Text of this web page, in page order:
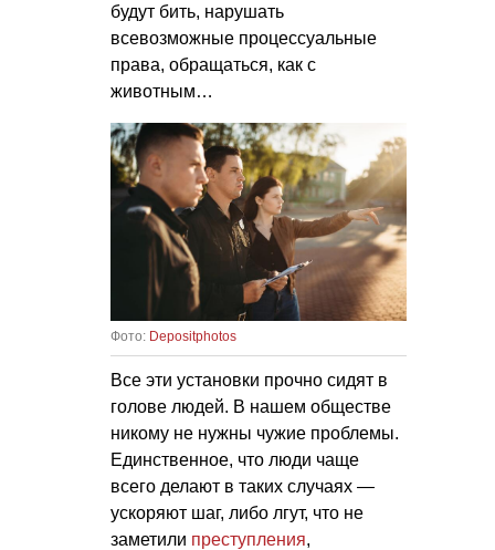
будут бить, нарушать
всевозможные процессуальные
права, обращаться, как с
животным…
Фото: Depositphotos
Все эти установки прочно сидят в
голове людей. В нашем обществе
никому не нужны чужие проблемы.
Единственное, что люди чаще
всего делают в таких случаях —
ускоряют шаг, либо лгут, что не
заметили преступления,